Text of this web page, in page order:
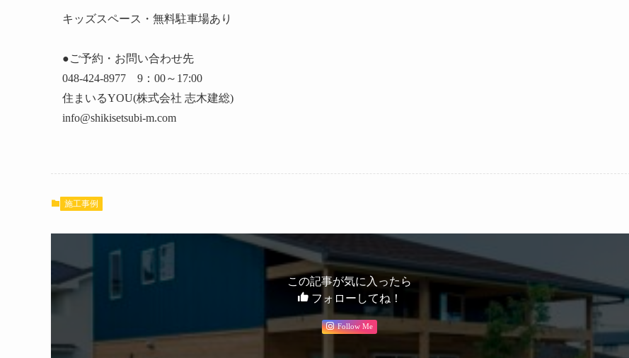
キッズスペース・無料駐車場あり
●ご予約・お問い合わせ先
048-424-8977 9：00～17:00
住まいるYOU(株式会社 志木建総)
info@shikisetsubi-m.com
施工事例
この記事が気に入ったら
フォローしてね！
Follow Me